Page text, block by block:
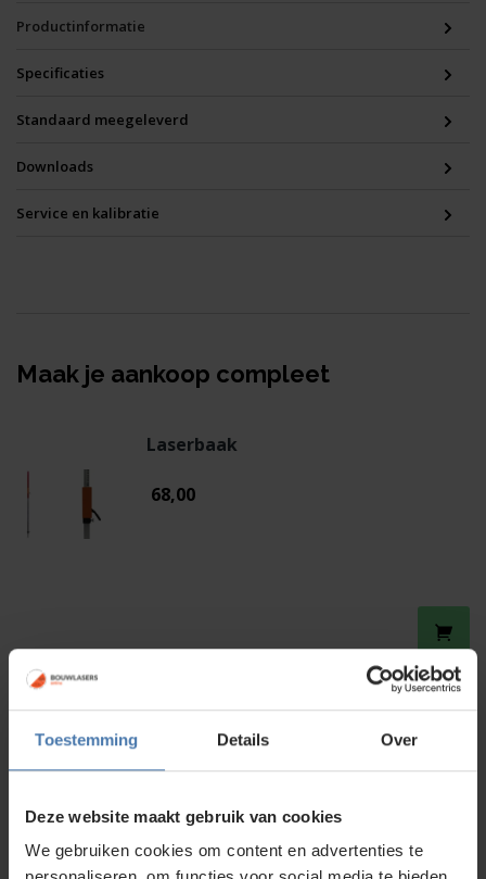
Toestemming Details Over
Deze website maakt gebruik van cookies
We gebruiken cookies om content en advertenties te
Productinformatie
Specificaties
Standaard meegeleverd
Downloads
Service en kalibratie
Maak je aankoop compleet
Laserbaak
68,00
Levelfix Bouwstatief